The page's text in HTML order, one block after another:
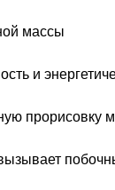
массы
и
прорисовку